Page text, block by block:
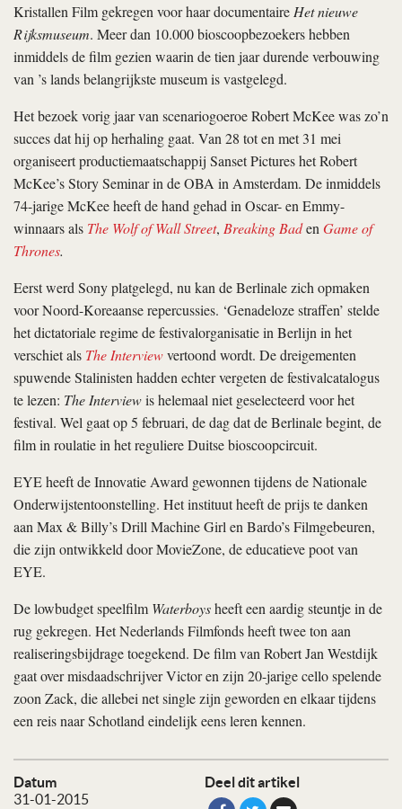
Datum
31-01-2015
Deel dit artikel
Kristallen Film gekregen voor haar documentaireHet nieuwe
Rijksmuseum. Meer dan 10.000 bioscoopbezoekers hebben
inmiddels de film gezien waarin de tien jaar durende verbouwing
van ’s lands belangrijkste museum is vastgelegd.
Het bezoek vorig jaar van scenariogoeroe Robert McKee was zo’n
succes dat hij op herhaling gaat. Van 28 tot en met 31 mei
organiseert productiemaatschappij Sanset Pictures het Robert
McKee’s Story Seminar in de OBA in Amsterdam. De inmiddels
74-jarige McKee heeft de hand gehad in Oscar- en Emmy-
winnaars als The Wolf of Wall Street, Breaking BadenGame of
Thrones.
Eerst werd Sony platgelegd, nu kan de Berlinale zich opmaken
voor Noord-Koreaanse repercussies. ‘Genadeloze straffen’ stelde
het dictatoriale regime de festivalorganisatie in Berlijn in het
verschiet als The Interviewvertoond wordt. De dreigementen
spuwende Stalinisten hadden echter vergeten de festivalcatalogus
te lezen: The Interviewis helemaal niet geselecteerd voor het
festival. Wel gaat op 5 februari, de dag dat de Berlinale begint, de
film in roulatie in het reguliere Duitse bioscoopcircuit.
EYE heeft de Innovatie Award gewonnen tijdens de Nationale
Onderwijstentoonstelling. Het instituut heeft de prijs te danken
aan Max & Billy’s Drill Machine Girl en Bardo’s Filmgebeuren,
die zijn ontwikkeld door MovieZone, de educatieve poot van
EYE.
De lowbudget speelfilm Waterboysheeft een aardig steuntje in de
rug gekregen. Het Nederlands Filmfonds heeft twee ton aan
realiseringsbijdrage toegekend. De film van Robert Jan Westdijk
gaat over misdaadschrijver Victor en zijn 20-jarige cello spelende
zoon Zack, die allebei net single zijn geworden en elkaar tijdens
een reis naar Schotland eindelijk eens leren kennen.